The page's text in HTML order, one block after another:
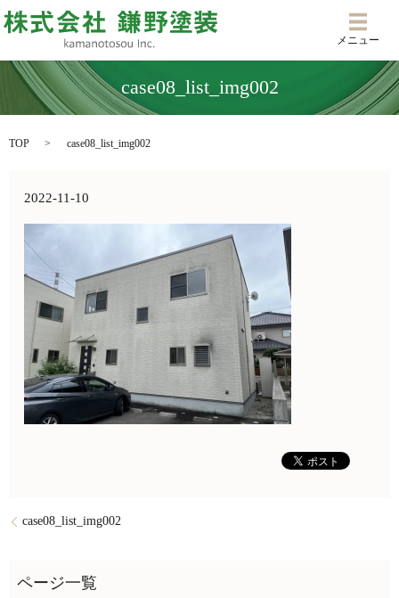
メニ
メニュー
case08_list_img002
TOP case08_list_img002
2022-11-10
case08_list_img002